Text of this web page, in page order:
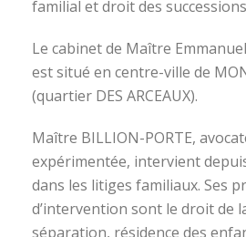
familial et droit des
Le cabinet de Maître
est situé en centre-ville de
(quartier DES ARCEAUX).
Maître BILLION-PORTE,
expérimentée, intervient
dans les litiges familiaux. Ses
d’intervention sont le droit de
séparation, résidence des